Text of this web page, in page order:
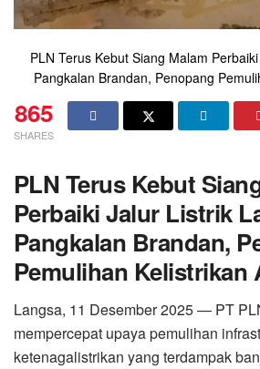
PLN Terus Kebut Siang Malam
Pangkalan Brandan, Penopang
865
SHARES
PLN Terus Kebut
Perbaiki Jalur Listrik
Pangkalan Brandan,
Pemulihan Kelistrikan
Langsa, 11 Desember 2025 — PT
mempercepat upaya pemulihan
ketenagalistrikan yang terdampak